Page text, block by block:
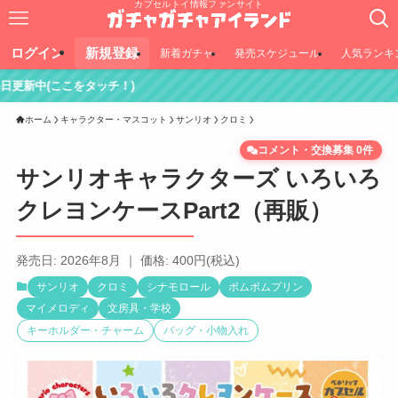
カプセルトイ情報ファンサイト
ログイン 新規登録 新着ガチャ 発売スケジュール 人気ランキ
ホーム キャラクター・マスコット サンリオ クロミ
サンリオキャラクターズ いろいろ
クレヨンケースPart2（再販）
コメント・交換募集 0件
発売日: 2026年8月 ｜ 価格: 400円(税込)
サンリオ クロミ シナモロール
ポムポムプリン
マイメロディ
文房具・学校
キーホルダー・チャーム
バッグ・小物入れ